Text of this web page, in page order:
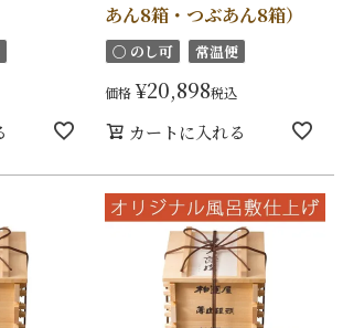
あん8箱・つぶあん8箱）
〇 のし可 常温便
価格 ¥20,898税込
カートに入れる